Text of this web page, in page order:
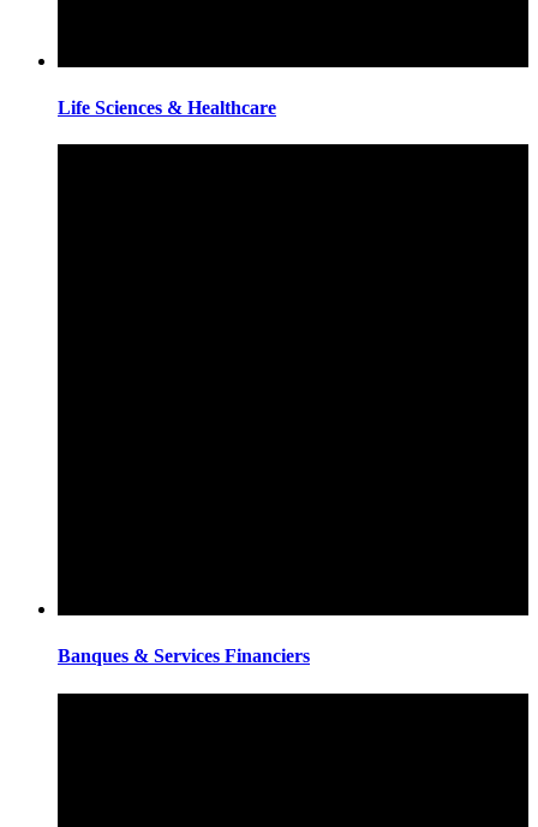
Life Sciences & Healthcare
Banques & Services Financiers